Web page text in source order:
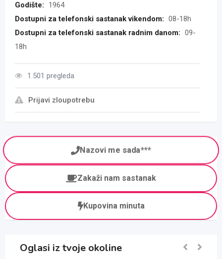
Godište:
1964
Dostupni za telefonski sastanak vikendom: 08-18h
Dostupni za telefonski sastanak radnim danom: 09-
18h
1.501 pregleda
Prijavi zloupotrebu
Nazovi me sada***
Zakaži nam sastanak
Kupovina minuta
Oglasi iz tvoje okoline